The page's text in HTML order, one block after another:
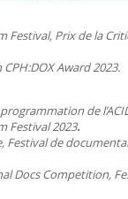
Festival, Prix de la
Award 2023.
de
Festival 2023.
Festival de
Docs Competition,